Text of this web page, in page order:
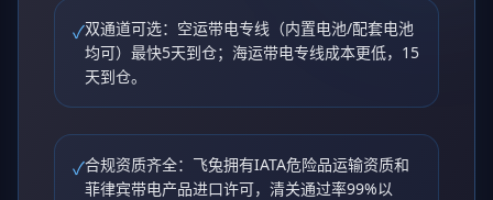
✓双通道可选：空运带电专线（内置电池/配套电池
均可）最快5天到仓；海运带电专线成本更低，15
天到仓。
✓合规资质齐全：飞兔拥有IATA危险品运输资质和
菲律宾带电产品进口许可，清关通过率99%以